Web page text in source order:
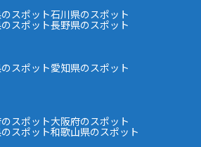
スポット石川県のスポット
スポット長野県のスポット
スポット愛知県のスポット
スポット大阪府のスポット
スポット和歌山県のスポット